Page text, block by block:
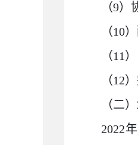
（9）
（10
（11
（12
（二）
2022